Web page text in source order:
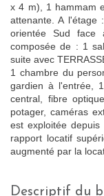
x 4 m), 1 hammam
attenante. A l'étage
orientée Sud face
composée de : 1
suite avec
1 chambre du
gardien à l'entrée,
central, fibre
potager, caméras
est exploitée
rapport locatif
augmenté par la
descriptif du